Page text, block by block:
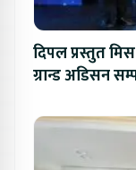
दिपल प्रस्तुत
ग्रान्ड अडिसन